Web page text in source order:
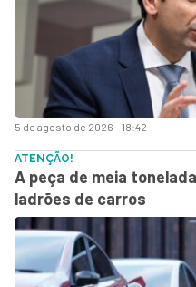
5 de agosto de 2026 - 18:42
ATENÇÃO!
A peça de meia
ladrões de carros